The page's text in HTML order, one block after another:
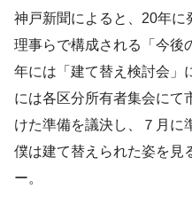
神戸新聞によると、20年
理事らで構成される「今後
年には「建て替え検討会」
には各区分所有者集会にて
けた準備を議決し、７月に
僕は建て替えられた姿を見
ー。